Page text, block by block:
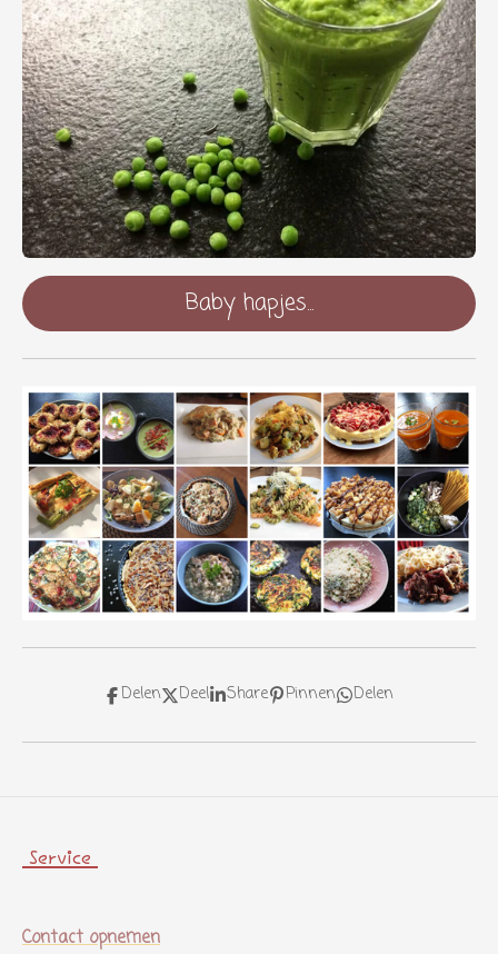
Baby hapjes...
Delen Deel Share Pinnen Delen
Service
Contact opnemen